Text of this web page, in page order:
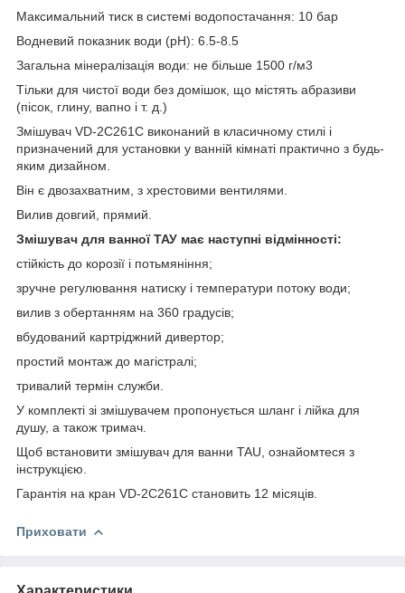
Максимальний тиск в системі водопостачання: 10 бар
Водневий показник води (pH): 6.5-8.5
Загальна мінералізація води: не більше 1500 г/м3
Тільки для чистої води без домішок, що містять абразиви
(пісок, глину, вапно і т. д.)
Змішувач VD-2C261C виконаний в класичному стилі і
призначений для установки у ванній кімнаті практично з будь-
яким дизайном.
Він є двозахватним, з хрестовими вентилями.
Вилив довгий, прямий.
Змішувач для ванної ТАУ має наступні відмінності:
стійкість до корозії і потьмяніння;
зручне регулювання натиску і температури потоку води;
вилив з обертанням на 360 градусів;
вбудований картріджний дивертор;
простий монтаж до магістралі;
тривалий термін служби.
У комплекті зі змішувачем пропонується шланг і лійка для
душу, а також тримач.
Щоб встановити змішувач для ванни TAU, ознайомтеся з
інструкцією.
Гарантія на кран VD-2C261C становить 12 місяців.
Приховати